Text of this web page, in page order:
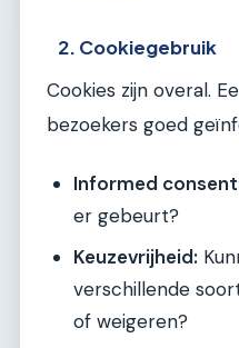
2. Cookiegebruik
Cookies zijn overal.
bezoekers goed
Informed
er gebeurt?
Keuzevrijheid:
verschillende
of weigeren?